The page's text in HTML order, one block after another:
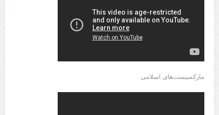
مارکسیست‌های اسلامی